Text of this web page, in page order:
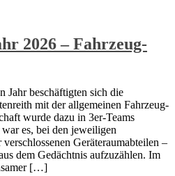
2026 – Fahrzeug-
Jahr beschäftigten sich die
mit der allgemeinen Fahrzeug-
wurde dazu in 3er-Teams
es, bei den jeweiligen
Geräteraumabteilen –
dem Gedächtnis aufzuzählen. Im
[…]